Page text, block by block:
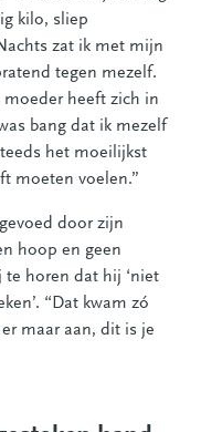
kilo, sliep
zat ik met mijn
tegen mezelf.
moeder heeft zich in
bang dat ik mezelf
het moeilijkst
moeten voelen.”
door zijn
hoop en geen
te horen dat hij ‘niet
“Dat kwam zó
maar aan, dit is je